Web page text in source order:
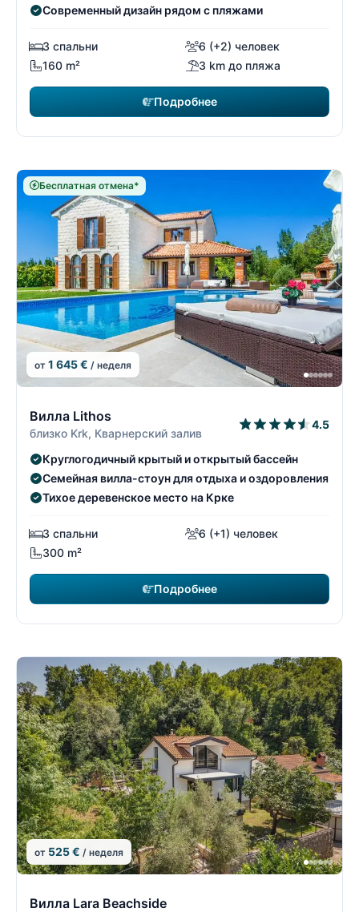
Современный дизайн рядом с пляжами
3 спальни
6 (+2) человек
160 m²
3 km до пляжа
Подробнее
Бесплатная отмена*
от 1 645 € / неделя
Вилла Lithos
близко Krk, Кварнерский залив
4.5
Круглогодичный крытый и открытый бассейн
Семейная вилла-стоун для отдыха и оздоровления
Тихое деревенское место на Крке
3 спальни
6 (+1) человек
300 m²
Подробнее
от 525 € / неделя
Вилла Lara Beachside